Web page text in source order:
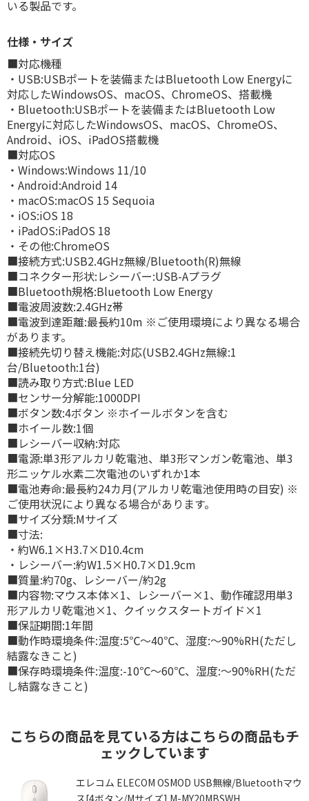
いる製品です。
仕様・サイズ
■対応機種
・USB:USBポートを装備またはBluetooth Low Energyに
対応したWindowsOS、macOS、ChromeOS、搭載機
・Bluetooth:USBポートを装備またはBluetooth Low
Energyに対応したWindowsOS、macOS、ChromeOS、
Android、iOS、iPadOS搭載機
■対応OS
・Windows:Windows 11/10
・Android:Android 14
・macOS:macOS 15 Sequoia
・iOS:iOS 18
・iPadOS:iPadOS 18
・その他:ChromeOS
■接続方式:USB2.4GHz無線/Bluetooth(R)無線
■コネクター形状:レシーバー:USB-Aプラグ
■Bluetooth規格:Bluetooth Low Energy
■電波周波数:2.4GHz帯
■電波到達距離:最長約10m ※ご使用環境により異なる場合
があります。
■接続先切り替え機能:対応(USB2.4GHz無線:1
台/Bluetooth:1台)
■読み取り方式:Blue LED
■センサー分解能:1000DPI
■ボタン数:4ボタン ※ホイールボタンを含む
■ホイール数:1個
■レシーバー収納:対応
■電源:単3形アルカリ乾電池、単3形マンガン乾電池、単3
形ニッケル水素二次電池のいずれか1本
■電池寿命:最長約24カ月(アルカリ乾電池使用時の目安) ※
ご使用状況により異なる場合があります。
■サイズ分類:Mサイズ
■寸法:
・約W6.1×H3.7×D10.4cm
・レシーバー:約W1.5×H0.7×D1.9cm
■質量:約70g、レシーバー/約2g
■内容物:マウス本体×1、レシーバー×1、動作確認用単3
形アルカリ乾電池×1、クイックスタートガイド×1
■保証期間:1年間
■動作時環境条件:温度:5℃～40℃、湿度:～90%RH(ただし
結露なきこと)
■保存時環境条件:温度:-10℃～60℃、湿度:～90%RH(ただ
し結露なきこと)
こちらの商品を見ている方はこちらの商品もチ
ェックしています
エレコム ELECOM OSMOD USB無線/Bluetoothマウ
ス[4ボタン/Mサイズ] M-MY20MBSWH